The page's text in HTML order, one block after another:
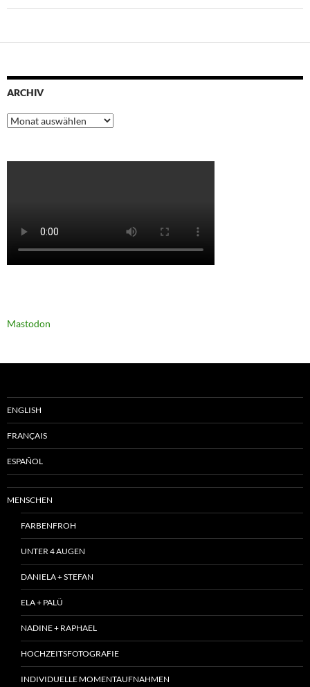
ARCHIV
Archiv
Mastodon
ENGLISH
FRANÇAIS
ESPAÑOL
MENSCHEN
FARBENFROH
UNTER 4 AUGEN
DANIELA + STEFAN
ELA + PALÜ
NADINE + RAPHAEL
HOCHZEITSFOTOGRAFIE
INDIVIDUELLE MOMENTAUFNAHMEN